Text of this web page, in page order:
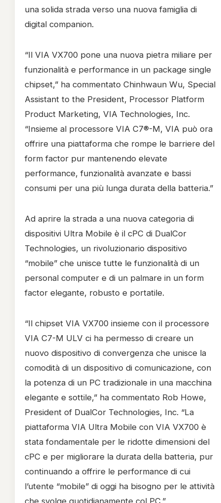
una solida strada verso una nuova famiglia di
digital companion.
“Il VIA VX700 pone una nuova pietra miliare per
funzionalità e performance in un package single
chipset,” ha commentato Chinhwaun Wu, Special
Assistant to the President, Processor Platform
Product Marketing, VIA Technologies, Inc.
“Insieme al processore VIA C7®-M, VIA può ora
offrire una piattaforma che rompe le barriere del
form factor pur mantenendo elevate
performance, funzionalità avanzate e bassi
consumi per una più lunga durata della batteria.”
Ad aprire la strada a una nuova categoria di
dispositivi Ultra Mobile è il cPC di DualCor
Technologies, un rivoluzionario dispositivo
“mobile” che unisce tutte le funzionalità di un
personal computer e di un palmare in un form
factor elegante, robusto e portatile.
“Il chipset VIA VX700 insieme con il processore
VIA C7-M ULV ci ha permesso di creare un
nuovo dispositivo di convergenza che unisce la
comodità di un dispositivo di comunicazione, con
la potenza di un PC tradizionale in una macchina
elegante e sottile,” ha commentato Rob Howe,
President of DualCor Technologies, Inc. “La
piattaforma VIA Ultra Mobile con VIA VX700 è
stata fondamentale per le ridotte dimensioni del
cPC e per migliorare la durata della batteria, pur
continuando a offrire le performance di cui
l’utente “mobile” di oggi ha bisogno per le attività
che svolge quotidianamente col PC.”